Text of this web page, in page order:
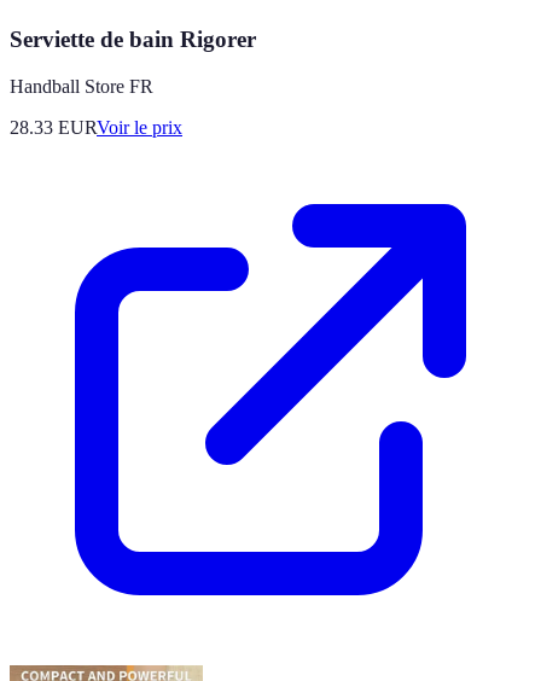
Serviette de bain Rigorer
Handball Store FR
28.33 EURVoir le prix